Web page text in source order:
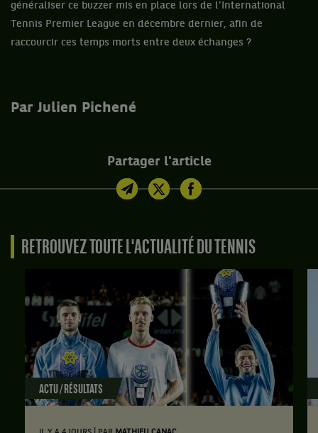
généraliser ce buzzer mis en place lors de l’International
Tennis Premier League en décembre dernier, afin de
raccourcir ces temps morts entre deux échanges ?
Par Julien Pichené
Partager l'article
RETROUVEZ TOUTE L'ACTUALITÉ DU TENNIS
ACTU / RÉSULTATS